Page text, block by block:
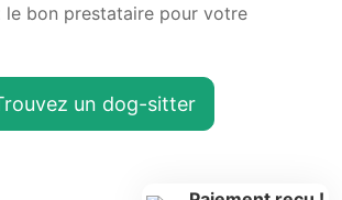
le bon prestataire pour votre
un dog-sitter